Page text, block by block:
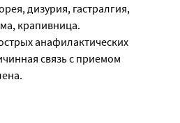
дизурия, гастралгия,
крапивница.
анафилактических
связь с приемом